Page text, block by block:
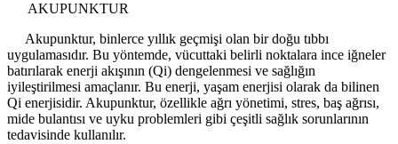
AKUPUNKTUR
Akupunktur, binlerce yıllık geçmişi olan bir doğu tıbbı
uygulamasıdır. Bu yöntemde, vücuttaki belirli noktalara ince iğneler
batırılarak enerji akışının (Qi) dengelenmesi ve sağlığın
iyileştirilmesi amaçlanır. Bu enerji, yaşam enerjisi olarak da bilinen
Qi enerjisidir. Akupunktur, özellikle ağrı yönetimi, stres, baş ağrısı,
mide bulantısı ve uyku problemleri gibi çeşitli sağlık sorunlarının
tedavisinde kullanılır.